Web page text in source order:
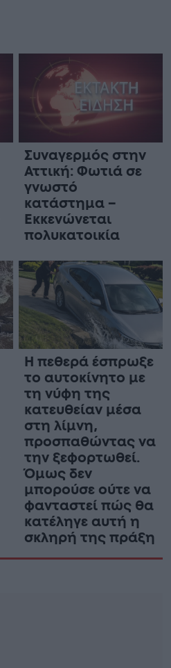
Συναγερμός στην
Αττική: Φωτιά σε
γνωστό
κατάστημα –
Εκκενώνεται
πολυκατοικία
Η πεθερά έσπρωξε
το αυτοκίνητο με
τη νύφη της
κατευθείαν μέσα
στη λίμνη,
προσπαθώντας να
την ξεφορτωθεί.
Όμως δεν
μπορούσε ούτε να
φανταστεί πώς θα
κατέληγε αυτή η
σκληρή της πράξη